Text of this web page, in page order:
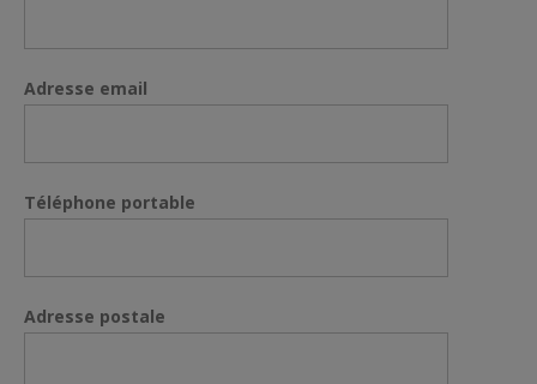
Adresse email
Téléphone portable
Adresse postale